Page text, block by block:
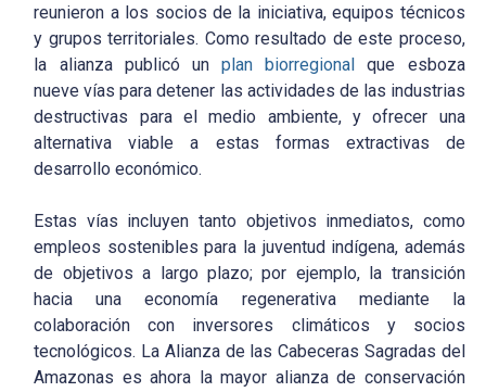
reunieron a los socios de la iniciativa, equipos técnicos
y grupos territoriales. Como resultado de este proceso,
la alianza publicó unplan biorregional
que esboza
nueve vías para detener las actividades de las industrias
destructivas para el medio ambiente, y ofrecer una
alternativa viable a estas formas extractivas de
desarrollo económico.
Estas vías incluyen tanto objetivos inmediatos, como
empleos sostenibles para la juventud indígena, además
de objetivos a largo plazo; por ejemplo, la transición
hacia una economía regenerativa mediante la
colaboración con inversores climáticos y socios
tecnológicos. La Alianza de las Cabeceras Sagradas del
Amazonas es ahora la mayor alianza de conservación